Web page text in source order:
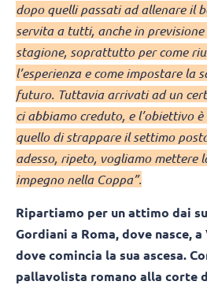
dopo quelli passati ad allenare il
servita a tutti, anche in
stagione, soprattutto per come
l’esperienza e come impostare la
futuro. Tuttavia arrivati ad un
ci abbiamo creduto, e l’obiettivo
quello di strappare il settimo
adesso, ripeto, vogliamo mettere
impegno nella Coppa”.
Ripartiamo per un attimo dai
Gordiani a Roma, dove nasce,
dove comincia la sua ascesa.
pallavolista romano alla corte